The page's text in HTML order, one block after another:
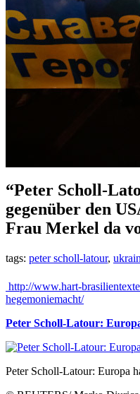
“Peter Scholl-
gegenüber den
Frau Merkel da
tags: peter scholl-latour,
http://www.hart-
hegemoniemacht/
Peter Scholl-Latour:
Peter Scholl-Latour: Europa